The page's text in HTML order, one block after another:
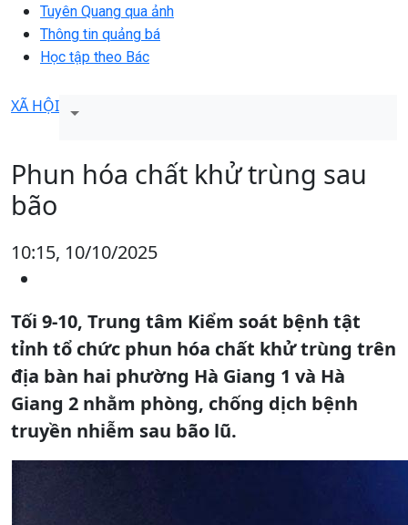
Tuyên Quang qua ảnh
Thông tin quảng bá
Học tập theo Bác
XÃ HỘI
Phun hóa chất khử trùng sau
bão
10:15, 10/10/2025
Tối 9-10, Trung tâm Kiểm soát bệnh tật
tỉnh tổ chức phun hóa chất khử trùng trên
địa bàn hai phường Hà Giang 1 và Hà
Giang 2 nhằm phòng, chống dịch bệnh
truyền nhiễm sau bão lũ.